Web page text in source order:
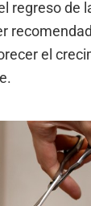
regreso de
el